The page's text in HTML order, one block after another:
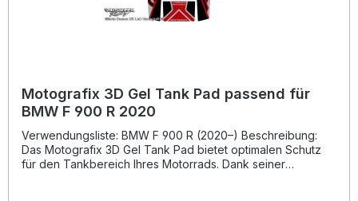
Motografix 3D Gel Tank Pad passend für
BMW F 900 R 2020
Verwendungsliste: BMW F 900 R (2020–) Beschreibung:
Das Motografix 3D Gel Tank Pad bietet optimalen Schutz
für den Tankbereich Ihres Motorrads. Dank seiner